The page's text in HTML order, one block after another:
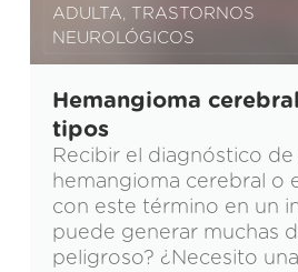
ADULTA,
TRASTORNOS
NEUROLÓGICOS
Hemangioma
tipos
Recibir el diagnóstico de
hemangioma cerebral o
con este término en un
puede generar muchas
peligroso? ¿Necesito